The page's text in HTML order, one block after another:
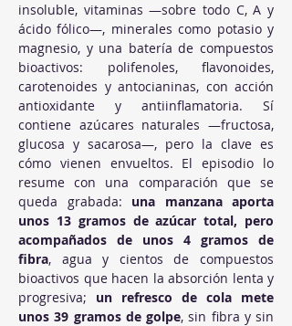
insoluble, vitaminas —sobre todo C, A y
ácido fólico—, minerales como potasio y
magnesio, y una batería de compuestos
bioactivos: polifenoles, flavonoides,
carotenoides y antocianinas, con acción
antioxidante y antiinflamatoria. Sí
contiene azúcares naturales —fructosa,
glucosa y sacarosa—, pero la clave es
cómo vienen envueltos. El episodio lo
resume con una comparación que se
queda grabada: una manzana aporta
unos 13 gramos de azúcar total, pero
acompañados de unos 4 gramos de
fibra, agua y cientos de compuestos
bioactivos que hacen la absorción lenta y
progresiva; un refresco de cola mete
unos 39 gramos de golpe, sin fibra y sin